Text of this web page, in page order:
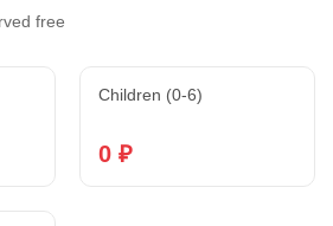
free
Children (0-6)
0 ₽